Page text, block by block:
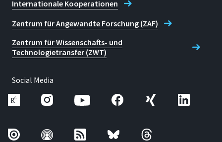
Internationale Kooperationen
Zentrum für Angewandte Forschung (ZAF)
Zentrum für Wissenschafts- und
Technologietransfer (ZWT)
Social Media